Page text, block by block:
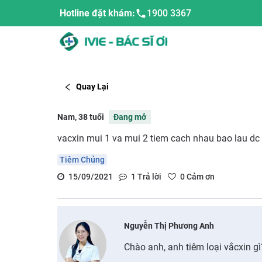
Hotline đặt khám: 1900 3367
Quay Lại
Nam, 38 tuổi Đang mở
vacxin mui 1 va mui 2 tiem cach nhau bao lau dc
Tiêm Chủng
15/09/2021
1 Trả lời 0Cảm ơn
Nguyễn Thị Phương Anh
Chào anh, anh tiêm loại vắcxin